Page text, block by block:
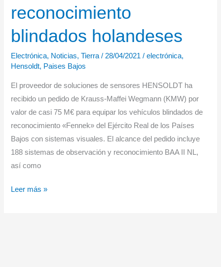
Radar
Ground
200
/
C
de
Thales
reconocimiento
blindados holandeses
Electrónica, Noticias,Tierra / 28/04/2021/electrónica,
Hensoldt, Paises Bajos
El proveedor de soluciones de sensores HENSOLDT ha
recibido un pedido de Krauss-Maffei Wegmann (KMW) por
valor de casi 75 M€ para equipar los vehículos blindados de
reconocimiento «Fennek» del Ejército Real de los Países
Bajos con sistemas visuales. El alcance del pedido incluye
188 sistemas de observación y reconocimiento BAA II NL,
así como
Hensoldt
Leer más »